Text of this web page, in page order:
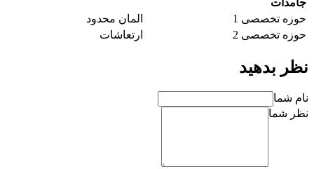
حوزه تخصصی 1
المان محدود
حوزه تخصصی 2
ارتعاشات
نظر بدهید
نام شما
نظر شما